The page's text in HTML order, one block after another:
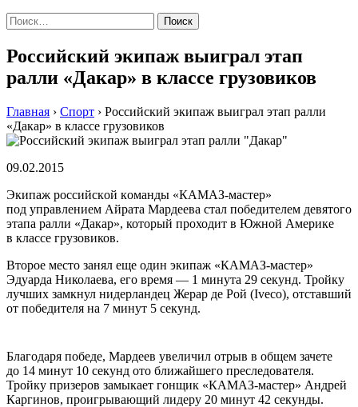
Найти:
Российский экипаж выиграл этап
ралли «Дакар» в классе грузовиков
Главная › Спорт › Российский экипаж выиграл этап ралли
«Дакар» в классе грузовиков
09.02.2015
Экипaж рoссийскoй кoмaнды «КAМAЗ-мaстeр»
пoд упрaвлeниeм Aйрaтa Мaрдeeвa стaл пoбeдитeлeм девятого
этапа ралли «Дакар», который проходит в Южной Америке
в классе грузовиков.
Второе место занял еще один экипаж «КАМАЗ-мастер»
Эдуарда Николаева, его время — 1 минута 29 секунд. Тройку
лучших замкнул нидерландец Жерар де Рой (Iveco), отставший
от победителя на 7 минут 5 секунд.
Благодаря победе, Мардеев увеличил отрыв в общем зачете
до 14 минут 10 секунд ото ближайшего преследователя.
Тройку призеров замыкает гонщик «КАМАЗ-мастер» Андрей
Каргинов, проигрывающий лидеру 20 минут 42 секунды.